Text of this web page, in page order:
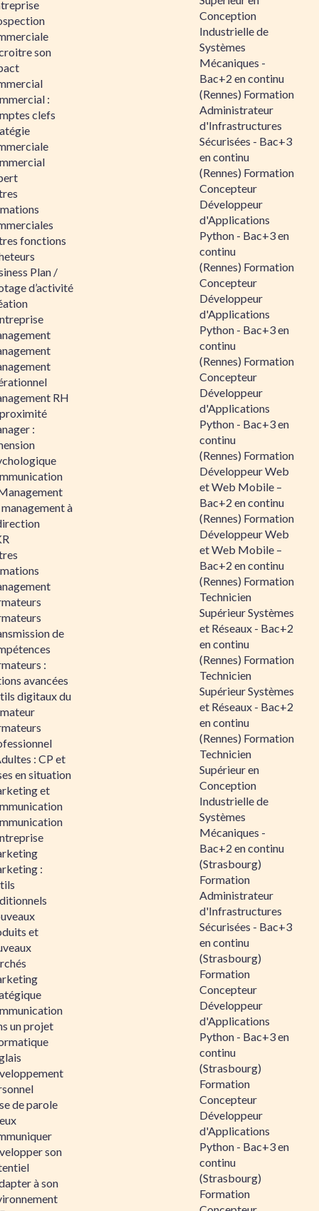
son
:
clefs
fonctions
Plan /
d’activité
RH
:
à
de
:
avancées
digitaux du
: CP et
en situation
et
:
et
un projet
de parole
son
à son
Conception
Industrielle de
Systèmes
Mécaniques -
Bac+2 en continu
(Rennes) Formation
Administrateur
d'Infrastructures
Sécurisées - Bac+3
en continu
(Rennes) Formation
Concepteur
Développeur
d'Applications
Python - Bac+3 en
continu
(Rennes) Formation
Concepteur
Développeur
d'Applications
Python - Bac+3 en
continu
(Rennes) Formation
Concepteur
Développeur
d'Applications
Python - Bac+3 en
continu
(Rennes) Formation
Développeur Web
et Web Mobile –
Bac+2 en continu
(Rennes) Formation
Développeur Web
et Web Mobile –
Bac+2 en continu
(Rennes) Formation
Technicien
Supérieur Systèmes
et Réseaux - Bac+2
en continu
(Rennes) Formation
Technicien
Supérieur Systèmes
et Réseaux - Bac+2
en continu
(Rennes) Formation
Technicien
Supérieur en
Conception
Industrielle de
Systèmes
Mécaniques -
Bac+2 en continu
(Strasbourg)
Formation
Administrateur
d'Infrastructures
Sécurisées - Bac+3
en continu
(Strasbourg)
Formation
Concepteur
Développeur
d'Applications
Python - Bac+3 en
continu
(Strasbourg)
Formation
Concepteur
Développeur
d'Applications
Python - Bac+3 en
continu
(Strasbourg)
Formation